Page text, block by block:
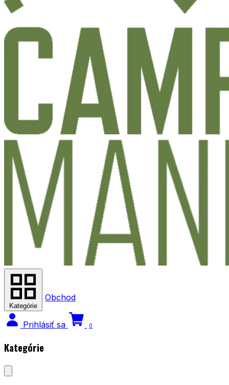
Kategórie
Obchod
Prihlásiť sa 0
Kategórie